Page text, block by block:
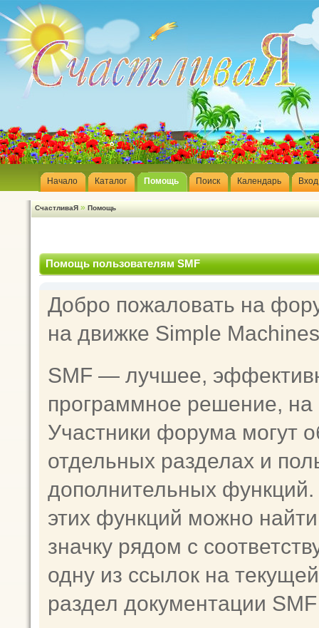
Начало Каталог Помощь Поиск Календарь Вход
СчастливаЯ » Помощь
Помощь пользователям SMF
Добро пожаловать на
на движке Simple
SMF — лучшее,
программное решение, на
Участники форума могут
отдельных разделах и
дополнительных
этих функций можно
значку рядом с
одну из ссылок на
раздел документации